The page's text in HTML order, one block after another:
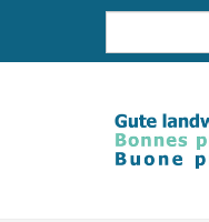
contenu